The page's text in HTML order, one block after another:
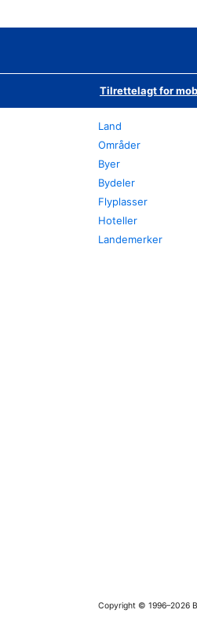
Tilrettelagt for
Land
Områder
Byer
Bydeler
Flyplasser
Hoteller
Landemerker
Copyright © 1996–2026